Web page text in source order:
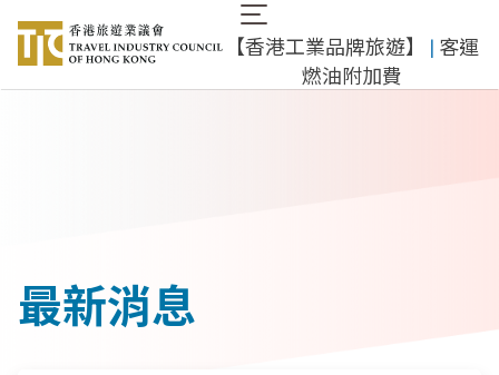
內
Main
navigation
​【香港工業品牌旅遊】 ​ | 客運
燃油附加費
最新消息